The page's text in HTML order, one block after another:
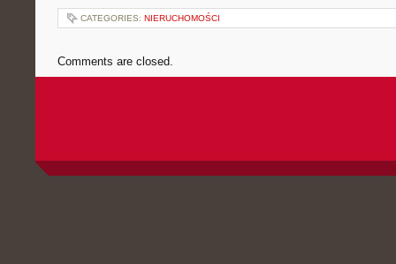
CATEGORIES: NIERUCHOMOŚCI
Comments are closed.